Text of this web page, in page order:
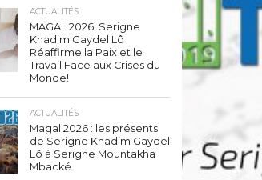
ACTUALITÉS
MAGAL 2026: Serigne
Khadim Gaydel Lô
Réaffirme la Paix et le
Travail Face aux Crises du
Monde!
ACTUALITÉS
Magal 2026 : les présents
de Serigne Khadim Gaydel
Lô à Serigne Mountakha
Mbacké